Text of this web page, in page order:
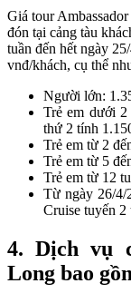
Giá tour
đón tại cảng tàu
tuần đến hết ngày
vnđ/khách, cụ thể
Người lớn:
Trẻ em dưới
thứ 2 tính
Trẻ em từ 2
Trẻ em từ 5
Trẻ em từ 12
Từ ngày 26/4/
Cruise tuyến 2
4. Dịch vụ
Long bao